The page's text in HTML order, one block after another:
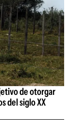
de otorgar
del siglo XX